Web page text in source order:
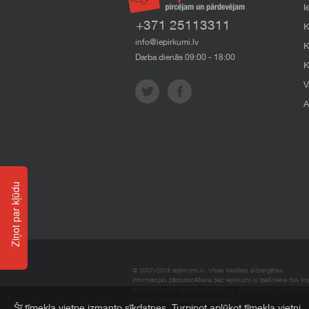
+371 25113311
info@iepirkumi.lv
Darba dienās 09:00 - 18:00
© 2007–2018 Iepirkumi.lv. Visas tiesības aizsargātas.
Informācijas pārpublicēšana bez iepirkumi.lv īpašnieka SIA
Ziņot par kļūdu